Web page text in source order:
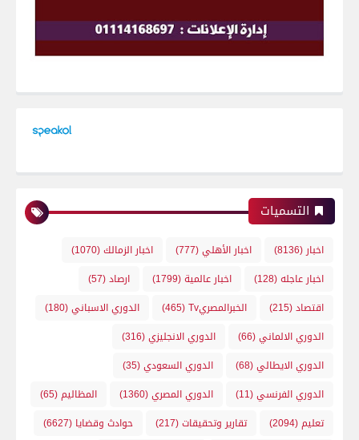
التسميات
اخبار(8136) اخبار الأهلي(777) اخبار الزمالك(1070)
اخبار عاجله(128) اخبار عالمية(1799) ارصاد(57)
اقتصاد(215) الخبرالمصريTv (465) الدوري الاسباني(180)
الدوري الالماني(66) الدوري الانجليزي(316)
الدوري الايطالي(68) الدوري السعودي(35)
الدوري الفرنسي(11) الدوري المصري(1360) المظاليم(65)
تعليم(2094) تقارير وتحقيقات(217) حوادث وقضايا (6627)